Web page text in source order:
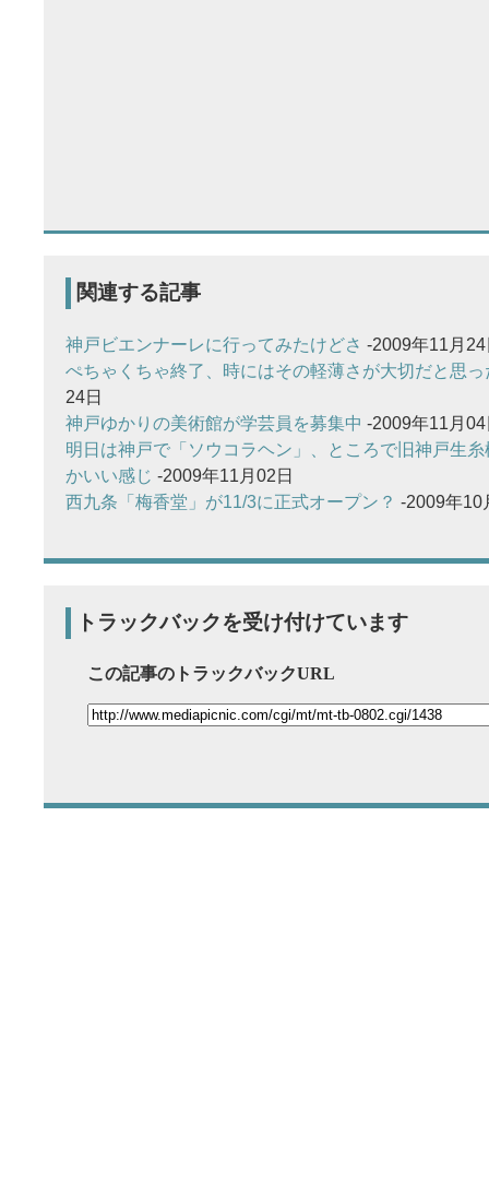
関連する記事
神戸ビエンナーレに行ってみたけどさ -2009年11月24
ぺちゃくちゃ終了、時にはその軽薄さが大切だと思っ
24日
神戸ゆかりの美術館が学芸員を募集中 -2009年11月04
明日は神戸で「ソウコラヘン」、ところで旧神戸生
かいい感じ -2009年11月02日
西九条「梅香堂」が11/3に正式オープン？ -2009年10
トラックバックを受け付けています
この記事のトラックバックURL